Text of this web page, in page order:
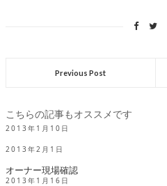
Previous Post
こちらの記事もオススメです
2013年1月10日
2013年2月1日
オーナー現場確認
2013年1月16日